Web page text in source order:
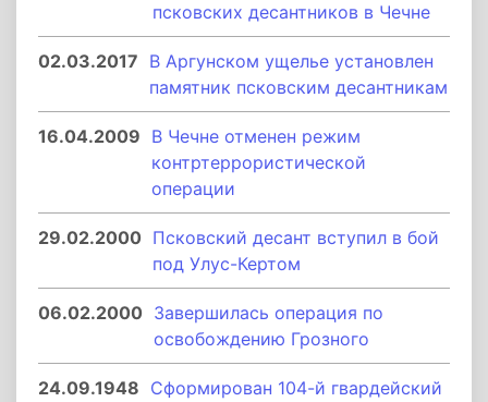
псковских десантников в Чечне
02.03.2017 В Аргунском ущелье установлен
памятник псковским десантникам
16.04.2009 В Чечне отменен режим
контртеррористической
операции
29.02.2000 Псковский десант вступил в бой
под Улус-Кертом
06.02.2000 Завершилась операция по
освобождению Грозного
24.09.1948 Сформирован 104-й гвардейский